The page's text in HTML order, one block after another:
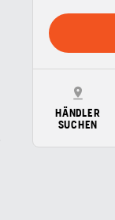
HÄNDLER
SUCHEN